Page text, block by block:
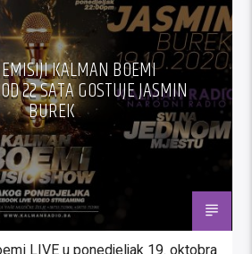
KALMAN BOEMI
22 SATA GOSTUJE JASMIN
BUREK
LIVE u ponedjeljak 19. oktobra